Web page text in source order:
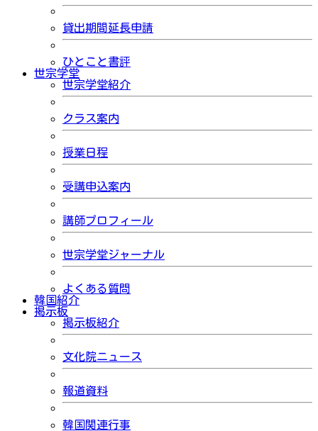
貸出期間延長申請
ひとこと書評
世宗学堂
世宗学堂紹介
クラス案内
授業日程
受講申込案内
講師プロフィール
世宗学堂ジャーナル
よくある質問
韓国紹介
掲示板
掲示板紹介
文化院ニュース
報道資料
韓国関連行事